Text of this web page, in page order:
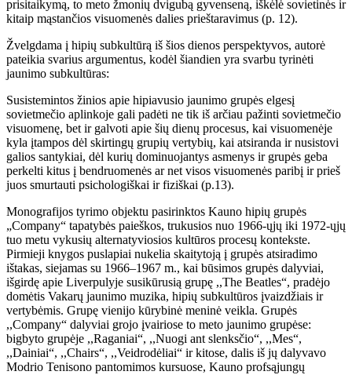
prisitaikymą, to meto žmonių dvigubą gyvenseną, iškėlė sovietinės ir
kitaip mąstančios visuomenės dalies prieštaravimus (p. 12).
Žvelgdama į hipių subkultūrą iš šios dienos perspektyvos, autorė
pateikia svarius argumentus, kodėl šiandien yra svarbu tyrinėti
jaunimo subkultūras:
Susistemintos žinios apie hipiavusio jaunimo grupės elgesį
sovietmečio aplinkoje gali padėti ne tik iš arčiau pažinti sovietmečio
visuomenę, bet ir galvoti apie šių dienų procesus, kai visuomenėje
kyla įtampos dėl skirtingų grupių vertybių, kai atsiranda ir nusistovi
galios santykiai, dėl kurių dominuojantys asmenys ir grupės geba
perkelti kitus į bendruomenės ar net visos visuomenės paribį ir prieš
juos smurtauti psichologiškai ir fiziškai (p.13).
Monografijos tyrimo objektu pasirinktos Kauno hipių grupės
„Company“ tapatybės paieškos, trukusios nuo 1966-ųjų iki 1972-ųjų
tuo metu vykusių alternatyviosios kultūros procesų kontekste.
Pirmieji knygos puslapiai nukelia skaitytoją į grupės atsiradimo
ištakas, siejamas su 1966–1967 m., kai būsimos grupės dalyviai,
išgirdę apie Liverpulyje susikūrusią grupę ,,The Beatles“, pradėjo
domėtis Vakarų jaunimo muzika, hipių subkultūros įvaizdžiais ir
vertybėmis. Grupę vienijo kūrybinė meninė veikla. Grupės
,,Company“ dalyviai grojo įvairiose to meto jaunimo grupėse:
bigbyto grupėje ,,Raganiai“, ,,Nuogi ant slenksčio“, ,,Mes“,
,,Dainiai“, ,,Chairs“, ,,Veidrodėliai“ ir kitose, dalis iš jų dalyvavo
Modrio Tenisono pantomimos kursuose, Kauno profsąjungų